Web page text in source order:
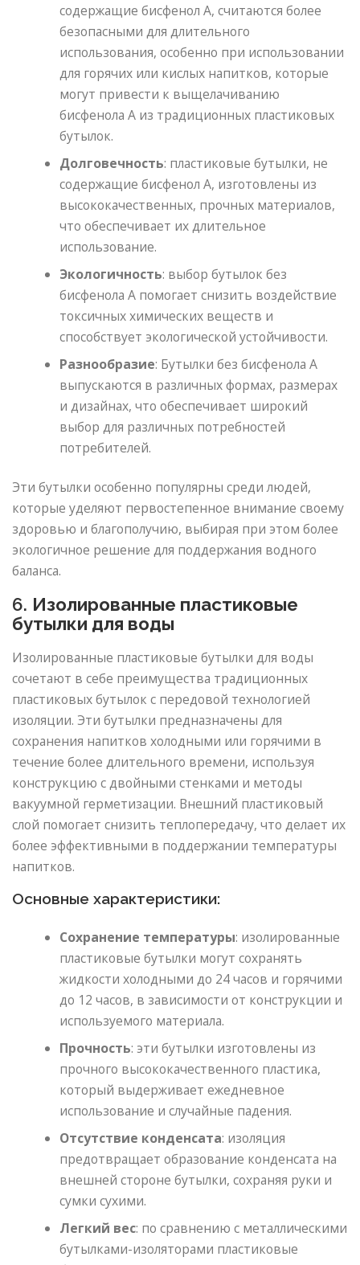
содержащие бисфенол А, считаются более
безопасными для длительного
использования, особенно при использовании
для горячих или кислых напитков, которые
могут привести к выщелачиванию
бисфенола А из традиционных пластиковых
бутылок.
Долговечность: пластиковые бутылки, не
содержащие бисфенол А, изготовлены из
высококачественных, прочных материалов,
что обеспечивает их длительное
использование.
Экологичность: выбор бутылок без
бисфенола А помогает снизить воздействие
токсичных химических веществ и
способствует экологической устойчивости.
Разнообразие: Бутылки без бисфенола А
выпускаются в различных формах, размерах
и дизайнах, что обеспечивает широкий
выбор для различных потребностей
потребителей.
Эти бутылки особенно популярны среди людей,
которые уделяют первостепенное внимание своему
здоровью и благополучию, выбирая при этом более
экологичное решение для поддержания водного
баланса.
6. Изолированные пластиковые
бутылки для воды
Изолированные пластиковые бутылки для воды
сочетают в себе преимущества традиционных
пластиковых бутылок с передовой технологией
изоляции. Эти бутылки предназначены для
сохранения напитков холодными или горячими в
течение более длительного времени, используя
конструкцию с двойными стенками и методы
вакуумной герметизации. Внешний пластиковый
слой помогает снизить теплопередачу, что делает их
более эффективными в поддержании температуры
напитков.
Основные характеристики:
Сохранение температуры: изолированные
пластиковые бутылки могут сохранять
жидкости холодными до 24 часов и горячими
до 12 часов, в зависимости от конструкции и
используемого материала.
Прочность: эти бутылки изготовлены из
прочного высококачественного пластика,
который выдерживает ежедневное
использование и случайные падения.
Отсутствие конденсата: изоляция
предотвращает образование конденсата на
внешней стороне бутылки, сохраняя руки и
сумки сухими.
Легкий вес: по сравнению с металлическими
бутылками-изоляторами пластиковые